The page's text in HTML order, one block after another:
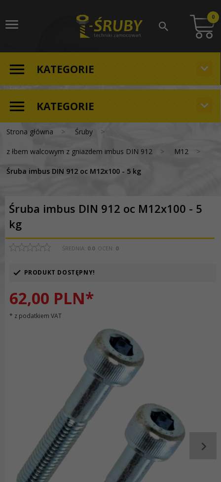
0
KATEGORIE
KATEGORIE
Strona główna Śruby
z łbem walcowym z gniazdem imbus DIN 912 M12
Śruba imbus DIN 912 oc M12x100 - 5 kg
Śruba imbus DIN 912 oc M12x100 - 5
kg
ŚREDNIA: 0.0 OCEN: 0
PRODUKT DOSTĘPNY!
62,00 PLN*
* z podatkiem VAT